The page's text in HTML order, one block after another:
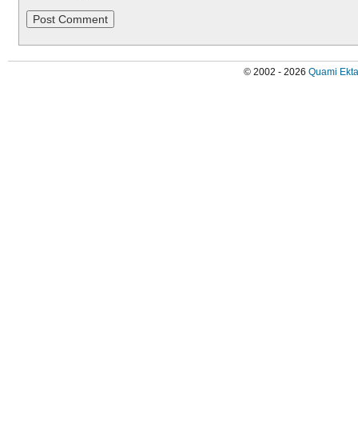
© 2002 - 2026 Quami